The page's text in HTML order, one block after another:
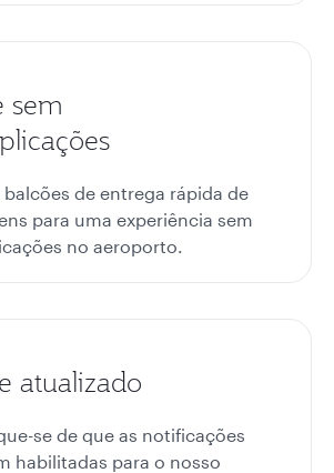
sem
balcões de entrega rápida de
para uma experiência sem
no aeroporto.
atualizado
se de que as notificações
habilitadas para o nosso